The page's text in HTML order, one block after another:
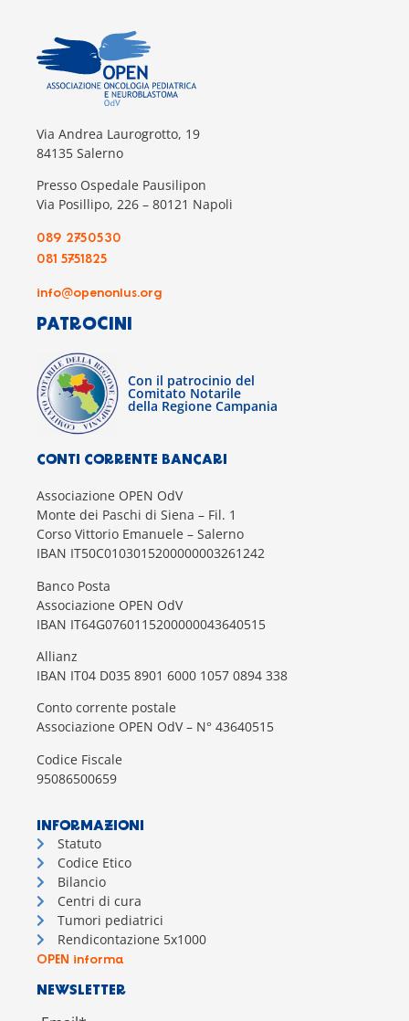
Via Andrea Laurogrotto, 19
84135 Salerno
Presso Ospedale Pausilipon
Via Posillipo, 226 – 80121 Napoli
089 2750530
081 5751825
info@openonlus.org
PATROCINI
Con il patrocinio del
Comitato Notarile
della Regione Campania
CONTI CORRENTE BANCARI
Associazione OPEN OdV
Monte dei Paschi di Siena – Fil. 1
Corso Vittorio Emanuele – Salerno
IBAN IT50C0103015200000003261242
Banco Posta
Associazione OPEN OdV
IBAN IT64G0760115200000043640515
Allianz
IBAN IT04 D035 8901 6000 1057 0894 338
Conto corrente postale
Associazione OPEN OdV – N° 43640515
Codice Fiscale
95086500659
INFORMAZIONI
Statuto
Codice Etico
Bilancio
Centri di cura
Tumori pediatrici
Rendicontazione 5x1000
OPEN informa
NEWSLETTER